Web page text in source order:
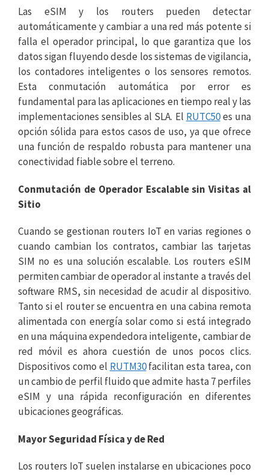
Las eSIM y los routers pueden detectar
automáticamente y cambiar a una red más potente si
falla el operador principal, lo que garantiza que los
datos sigan fluyendo desde los sistemas de vigilancia,
los contadores inteligentes o los sensores remotos.
Esta conmutación automática por error es
fundamental para las aplicaciones en tiempo real y las
implementaciones sensibles al SLA. El RUTC50es una
opción sólida para estos casos de uso, ya que ofrece
una función de respaldo robusta para mantener una
conectividad fiable sobre el terreno.
Conmutación de Operador Escalable sin Visitas al
Sitio
Cuando se gestionan routers IoT en varias regiones o
cuando cambian los contratos, cambiar las tarjetas
SIM no es una solución escalable. Los routers eSIM
permiten cambiar de operador al instante a través del
software RMS, sin necesidad de acudir al dispositivo.
Tanto si el router se encuentra en una cabina remota
alimentada con energía solar como si está integrado
en una máquina expendedora inteligente, cambiar de
red móvil es ahora cuestión de unos pocos clics.
Dispositivos como el RUTM30facilitan esta tarea, con
un cambio de perfil fluido que admite hasta 7 perfiles
eSIM y una rápida reconfiguración en diferentes
ubicaciones geográficas.
Mayor Seguridad Física y de Red
Los routers IoT suelen instalarse en ubicaciones poco